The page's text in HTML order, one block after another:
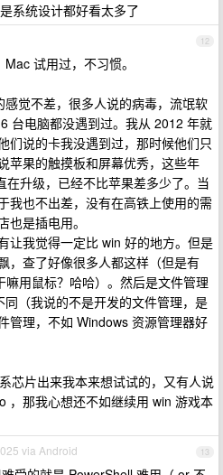
系统设计都好看太多了
12
试用过，不习惯。
觉不差，很多人说的病毒，流氓软
台电脑都没遇到过。我从 2012 年就
们说的卡我没遇到过，那时候他们只
苹果的触摸板和屏幕优秀，这些年
在升级，已经不比苹果差多少了。当
我也不出差，没有在高铁上使用的需
是插电用。
让我觉得一定比 win 好的地方。但是
，查了好像很多人都这样（但是有
嘛用鼠标？哈哈）。然后是文件管理
（我说的不是开发的文件管理，是
管理，不如 Windows 资源管理器好
芯片出来我本来想试试的，又有人说
，那我心想还不如继续用 win 游戏本
13
via Android